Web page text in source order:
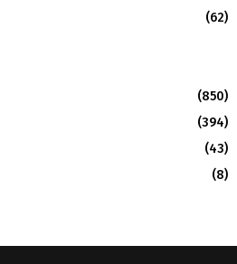
(62)
(850)
(394)
(43)
(8)